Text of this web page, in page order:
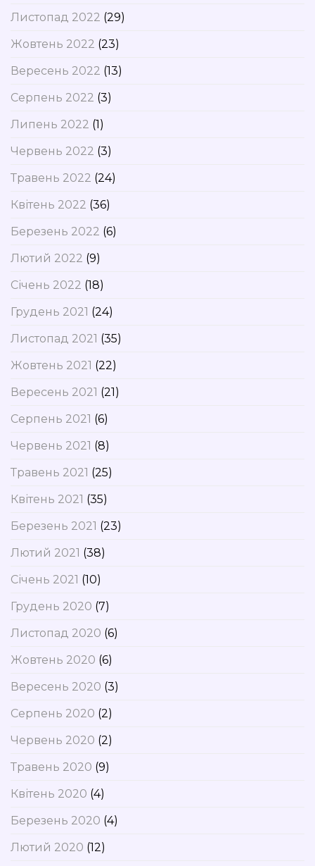
Листопад 2022 (29)
Жовтень 2022 (23)
Вересень 2022 (13)
Серпень 2022 (3)
Липень 2022 (1)
Червень 2022 (3)
Травень 2022 (24)
Квітень 2022 (36)
Березень 2022 (6)
Лютий 2022 (9)
Січень 2022 (18)
Грудень 2021 (24)
Листопад 2021 (35)
Жовтень 2021 (22)
Вересень 2021 (21)
Серпень 2021 (6)
Червень 2021 (8)
Травень 2021 (25)
Квітень 2021 (35)
Березень 2021 (23)
Лютий 2021 (38)
Січень 2021 (10)
Грудень 2020 (7)
Листопад 2020 (6)
Жовтень 2020 (6)
Вересень 2020 (3)
Серпень 2020 (2)
Червень 2020 (2)
Травень 2020 (9)
Квітень 2020 (4)
Березень 2020 (4)
Лютий 2020 (12)